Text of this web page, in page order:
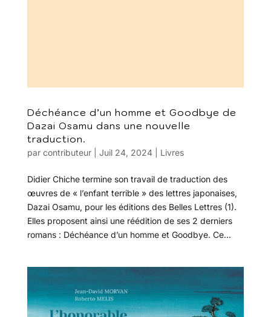
Déchéance d’un homme et Goodbye de
Dazai Osamu dans une nouvelle
traduction.
par contributeur| Juil 24, 2024| Livres
Didier Chiche termine son travail de traduction des
œuvres de « l’enfant terrible » des lettres japonaises,
Dazai Osamu, pour les éditions des Belles Lettres (1).
Elles proposent ainsi une réédition de ses 2 derniers
romans : Déchéance d’un homme et Goodbye. Ce...